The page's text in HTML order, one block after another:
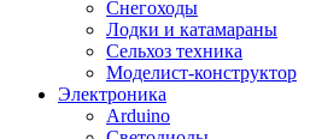
Снегоходы
Лодки и катамараны
Сельхоз техника
Моделист-конструктор
Электроника
Arduino